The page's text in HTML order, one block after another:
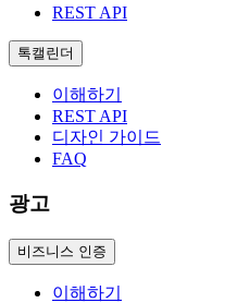
REST API
톡캘린더
이해하기
REST API
디자인 가이드
FAQ
광고
비즈니스 인증
이해하기